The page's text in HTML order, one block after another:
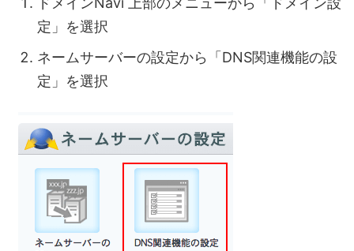
定」を選択
ネームサーバーの設定から「DNS関連機能の設
定」を選択